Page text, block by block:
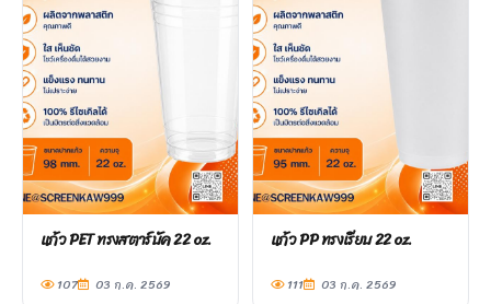
แก้ว PET ทรงสตาร์บัค 22 oz.
107 03 ก.ค. 2569
แก้ว PP ทรงเรียบ 22 oz.
111 03 ก.ค. 2569